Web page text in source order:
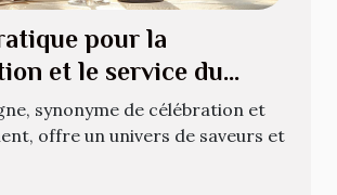
pour la
et le service du
synonyme de célébration et
offre un univers de saveurs et